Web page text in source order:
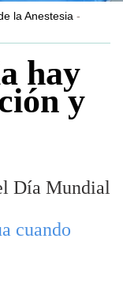
la Anestesia
hay
y
Día Mundial
cuando